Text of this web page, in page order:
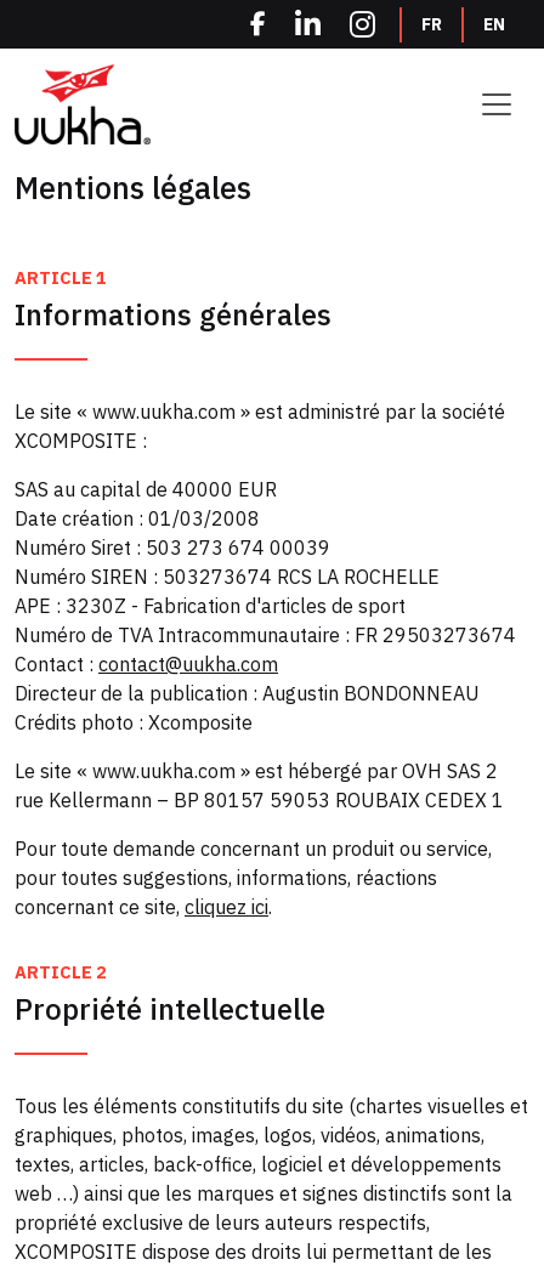
FR EN
Mentions légales
ARTICLE 1
Informations générales
Le site « www.uukha.com » est administré par la société
XCOMPOSITE :
SAS au capital de 40000 EUR
Date création : 01/03/2008
Numéro Siret : 503 273 674 00039
Numéro SIREN : 503273674 RCS LA ROCHELLE
APE : 3230Z - Fabrication d'articles de sport
Numéro de TVA Intracommunautaire : FR 29503273674
Contact : contact@uukha.com
Directeur de la publication : Augustin BONDONNEAU
Crédits photo : Xcomposite
Le site « www.uukha.com » est hébergé par OVH SAS 2
rue Kellermann – BP 80157 59053 ROUBAIX CEDEX 1
Pour toute demande concernant un produit ou service,
pour toutes suggestions, informations, réactions
concernant ce site, cliquez ici.
ARTICLE 2
Propriété intellectuelle
Tous les éléments constitutifs du site (chartes visuelles et
graphiques, photos, images, logos, vidéos, animations,
textes, articles, back-office, logiciel et développements
web …) ainsi que les marques et signes distinctifs sont la
propriété exclusive de leurs auteurs respectifs,
XCOMPOSITE dispose des droits lui permettant de les
Panneau de gestion des cookies